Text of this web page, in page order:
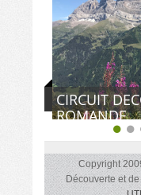
CIRCUIT
ROMANDE
Copyright
Découverte et